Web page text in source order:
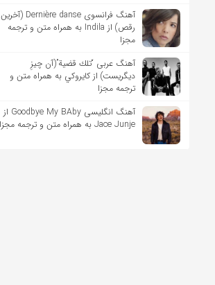
آهنگ فرانسوی Dernière danse (آخرین
رقص) از Indila به همراه متن و ترجمه
مجزا
آهنگ عربی “تلك قضية”(آن چیزِ
دیگریست) از كايروكي به همراه متن و
ترجمه مجزا
آهنگ انگلیسی Goodbye My BAby از
Jace Junje به همراه متن و ترجمه مجزا